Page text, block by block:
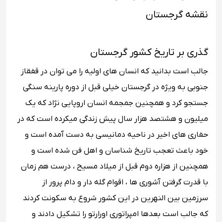
نقشه گرجستان
گذری بر تاریخ کشور گرجستان
جالب است بدانید که انسان ‌های اولیه را می ‌توان در قفقاز
جنوبی به ویژه در گرجستان خیلی قبل از دوره پارینه سنگی
جستجو کرد و همچنین جمجمه انسان اروپایی نژاد که یک
میلیون و هشتصد هزار سال پیش زندگی میکرده است که در
حفاری ‌های اخیر در ناحیه دمانیسی به دست آمده ‌است و
خود باعث تعجب تاریخ شناسان و اهل فن شده است و
همچنین از هزاره دوم قبل از میلاد مسیح ، درست هم زمان
با قدرت گرفتن آشوری ها ، اقوام گله دار و دام پرور از
سرزمین بین ‌النهرین در این کشور شروع به سکونت کردند
که جالب است بعدها امپراتوری اورارتو را تشکیل دادند و